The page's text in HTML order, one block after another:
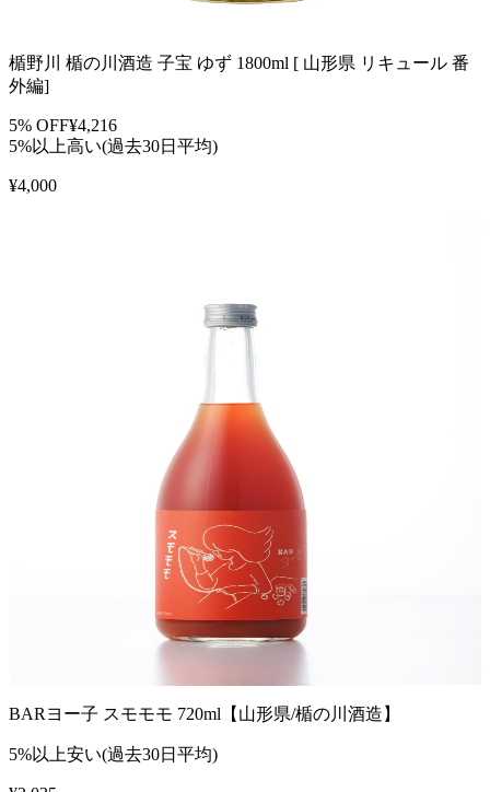
楯野川 楯の川酒造 子宝 ゆず 1800ml [ 山形県 リキュール 番
外編]
5% OFF¥4,216
5%以上高い(過去30日平均)
¥4,000
BARヨー子 スモモモ 720ml【山形県/楯の川酒造】
5%以上安い(過去30日平均)